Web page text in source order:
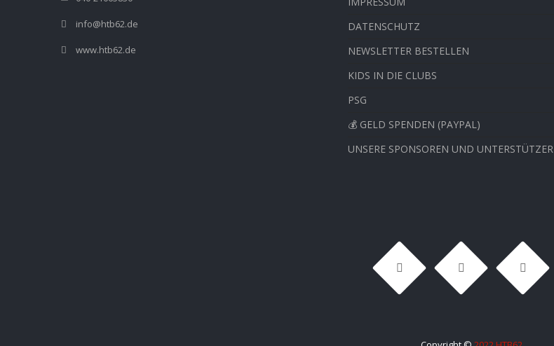
info@htb62.de
www.htb62.de
DATENSCHUTZ
NEWSLETTER BESTELLEN
KIDS IN DIE CLUBS
PSG
💰 GELD SPENDEN (PAYPAL)
UNSERE SPONSOREN UND UNTERSTÜTZER